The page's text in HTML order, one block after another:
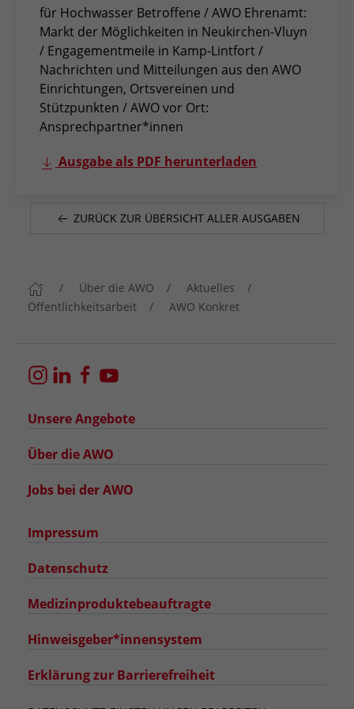
für Hochwasser Betroffene / AWO Ehrenamt:
Markt der Möglichkeiten in Neukirchen-Vluyn
/ Engagementmeile in Kamp-Lintfort /
Nachrichten und Mitteilungen aus den AWO
Einrichtungen, Ortsvereinen und
Stützpunkten / AWO vor Ort:
Ansprechpartner*innen
Ausgabe als PDF herunterladen
ZURÜCK ZUR ÜBERSICHT ALLER AUSGABEN
Über die AWO
Aktuelles
Öffentlichkeitsarbeit
AWO Konkret
Unsere Angebote
Über die AWO
Jobs bei der AWO
Impressum
Datenschutz
Medizinproduktebeauftragte
Hinweisgeber*innensystem
Erklärung zur Barrierefreiheit